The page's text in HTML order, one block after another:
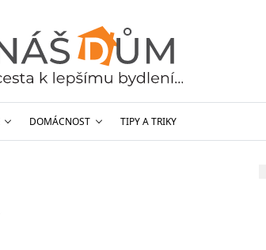
DOMÁCNOST TIPY A TRIKY